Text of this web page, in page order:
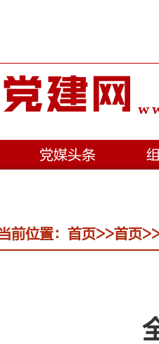
建网
党媒头条
前位置： 首页>>首页